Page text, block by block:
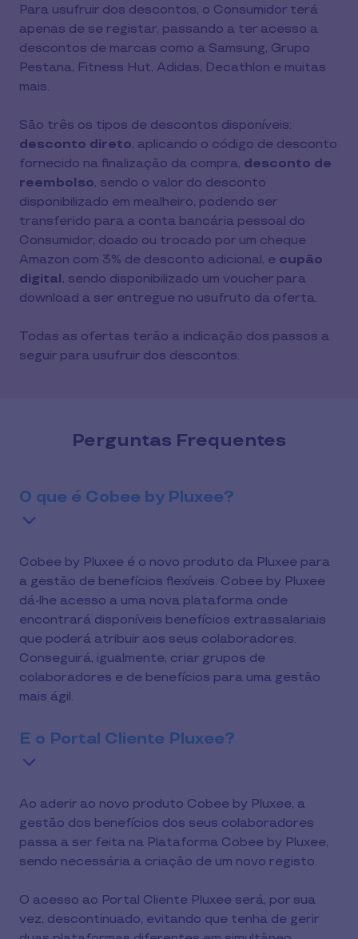
Para usufruir dos descontos, o Consumidor terá
apenas de se registar, passando a ter acesso a
descontos de marcas como a Samsung, Grupo
Pestana, Fitness Hut, Adidas, Decathlon e muitas
mais.
desconto direto, aplicando o código de desconto
fornecido na finalização da compra, desconto de
reembolso, sendo o valor do desconto
disponibilizado em mealheiro, podendo ser
transferido para a conta bancária pessoal do
Consumidor, doado ou trocado por um cheque
Amazon com 3% de desconto adicional, e cupão
digital, sendo disponibilizado um voucher para
download a ser entregue no usufruto da oferta.
Todas as ofertas terão a indicação dos passos a
seguir para usufruir dos descontos.
Perguntas Frequentes
O que é Cobee by Pluxee?
Cobee by Pluxee é o novo produto da Pluxee para
a gestão de benefícios flexíveis. Cobee by Pluxee
dá-lhe acesso a uma nova plataforma onde
encontrará disponíveis benefícios extrassalariais
que poderá atribuir aos seus colaboradores.
Conseguirá, igualmente, criar grupos de
colaboradores e de benefícios para uma gestão
mais ágil.
E o Portal Cliente Pluxee?
Ao aderir ao novo produto Cobee by Pluxee, a
gestão dos benefícios dos seus colaboradores
passa a ser feita na Plataforma Cobee by Pluxee,
sendo necessária a criação de um novo registo.
O acesso ao Portal Cliente Pluxee será, por sua
vez, descontinuado, evitando que tenha de gerir